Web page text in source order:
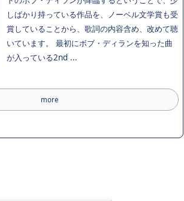
しばかり持っている作品を、ノーベル文学賞も受
賞していることから、歌詞の内容含め、改めて聴
いています。 最初にボブ・ディランを知った曲
が入っている2nd ...
more